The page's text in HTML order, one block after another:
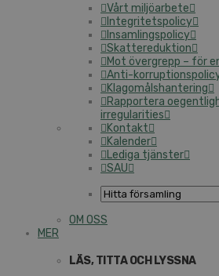
Vårt miljöarbete
Integritetspolicy
Insamlingspolicy
Skattereduktion
Mot övergrepp – för
Anti-
Klagomålshantering
Rapportera
irregularities
Kontakt
Kalender
Lediga tjänster
SAU
OM OSS
MER
LÄS, TITTA OCH LYSSNA